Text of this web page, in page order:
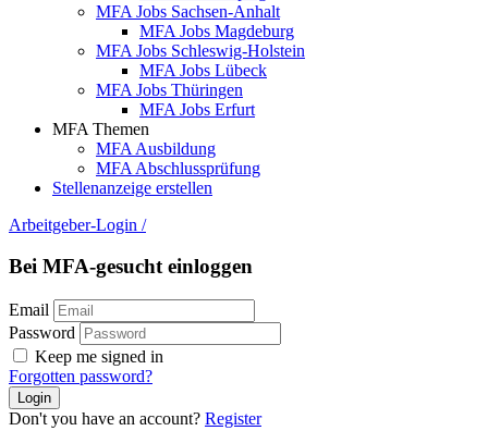
MFA Jobs Sachsen-Anhalt
MFA Jobs Magdeburg
MFA Jobs Schleswig-Holstein
MFA Jobs Lübeck
MFA Jobs Thüringen
MFA Jobs Erfurt
MFA Themen
MFA Ausbildung
MFA Abschlussprüfung
Stellenanzeige erstellen
Arbeitgeber-Login /
Bei MFA-gesucht einloggen
Email
Password
Keep me signed in
Forgotten password?
Don't you have an account? Register